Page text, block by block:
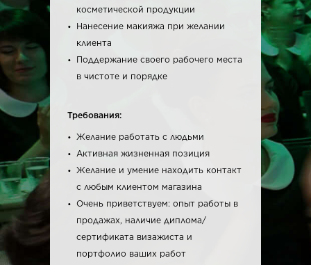
косметической продукции
Нанесение макияжа при желании
клиента
Поддержание своего рабочего места
в чистоте и порядке
Требования:
Желание работать с людьми
Активная жизненная позиция
Желание и умение находить контакт
с любым клиентом магазина
Очень приветствуем: опыт работы в
продажах, наличие диплома/
сертификата визажиста и
портфолио ваших работ